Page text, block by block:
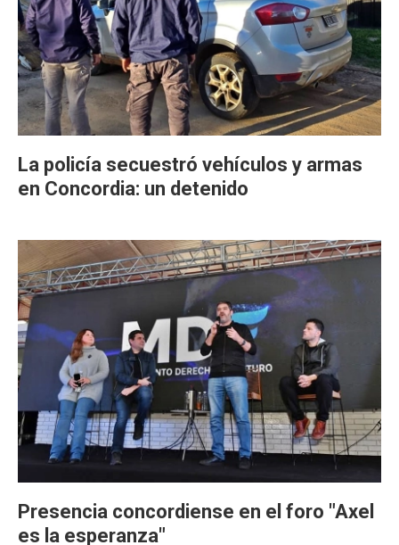
La policía secuestró vehículos y armas
en Concordia: un detenido
Presencia concordiense en el foro "Axel
es la esperanza"